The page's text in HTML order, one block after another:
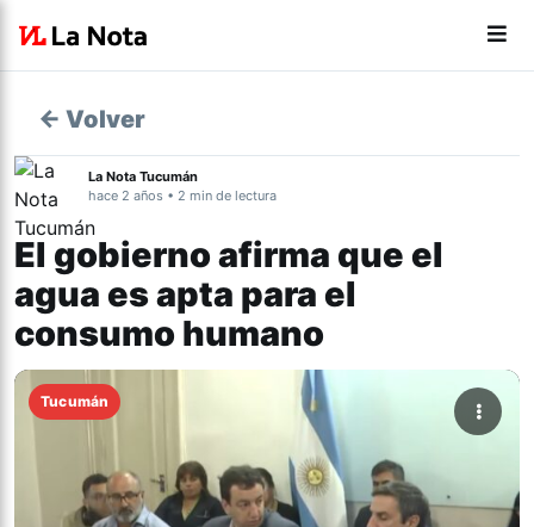
← Volver
La Nota Tucumán
hace 2 años • 2 min de lectura
El gobierno afirma que el
agua es apta para el
consumo humano
Tucumán